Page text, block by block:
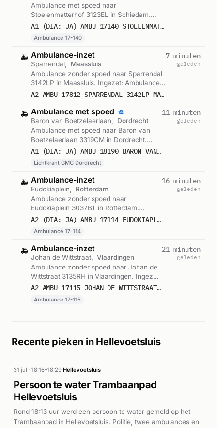
Ambulance met spoed naar
Stoelenmatterhof 3123EL in Schiedam.
Ingezet: Ambulance 17-140. Gemeld om
A1 (DIA: JA) AMBU 17140 STOELENMATTERHOF 3123EL SCHIEDAM SCHIDM BON 123274
Ambulance 17-140
🚑 Ambulance-inzet
Sparrendal,
Maassluis
Ambulance zonder spoed naar Sparrendal
3142LP in Maassluis. Ingezet: Ambulance.
Gemeld om 12:26.
A2 AMBU 17812 SPARRENDAL 3142LP MAASSLUIS MAASSL BON 123273
7 minuten
geleden
🚑 Ambulance met spoed
Baron van Boetzelaerlaan,
Dordrecht
Ambulance met spoed naar Baron van
Boetzelaerlaan 3319CM in Dordrecht.
Ingezet: Lichtkrant GMC Dordrecht.
A1 (DIA: JA) AMBU 18190 BARON VAN BOETZELAERLAAN 3319CM DORDRECHT DORDRT BON 123272
Lichtkrant GMC Dordrecht
11 minuten
geleden
🚑 Ambulance-inzet
Eudokiaplein,
Rotterdam
Ambulance zonder spoed naar
Eudokiaplein 3037BT in Rotterdam.
Ingezet: Ambulance 17-114. Gemeld om A2 (DIA: JA) AMBU 17114 EUDOKIAPLEIN 3037BT ROTTERDAM ROTTDM BON 123271
Ambulance 17-114
16 minuten
geleden
🚑 Ambulance-inzet
Johan de Wittstraat,
Vlaardingen
Ambulance zonder spoed naar Johan de
Wittstraat 3135RH in Vlaardingen. Ingezet:
Ambulance 17-115. Gemeld om 12:12.
A2 AMBU 17115 JOHAN DE WITTSTRAAT 3135RH VLAARDINGEN VLAARD BON 123270
Ambulance 17-115
21 minuten
geleden
Recente pieken in Hellevoetsluis
31 jul · 18:16–18:29·Hellevoetsluis
Persoon te water Trambaanpad
Hellevoetsluis
Rond 18:13 uur werd een persoon te water gemeld op het
Trambaanpad in Hellevoetsluis. Politie, twee ambulances en